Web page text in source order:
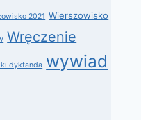
2021 Wierszowisko
Wręczenie
dyktanda wywiad